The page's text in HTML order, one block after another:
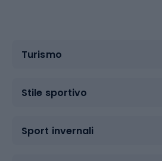
Turismo
Stile sportivo
Sport invernali